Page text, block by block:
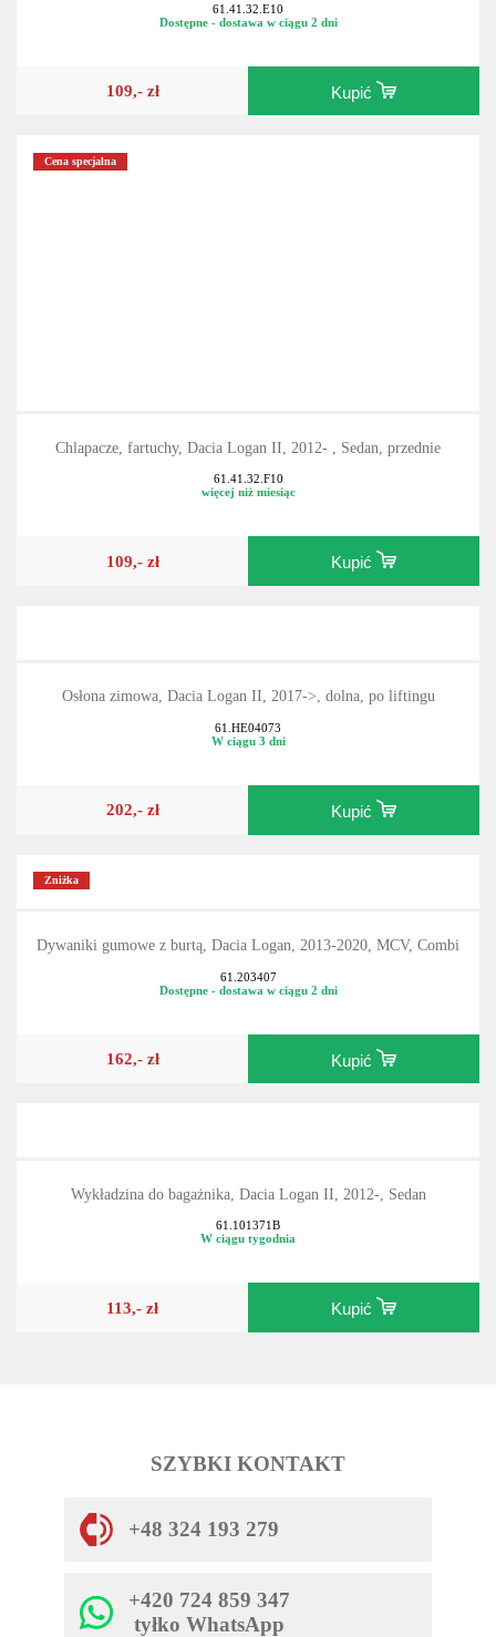
61.41.32.E10
Dostępne - dostawa w ciągu 2 dni
109,- zł Kupić
Cena specjalna
Chlapacze, fartuchy, Dacia Logan II, 2012- , Sedan, przednie
61.41.32.F10
więcej niż miesiąc
109,- zł Kupić
Osłona zimowa, Dacia Logan II, 2017->, dolna, po liftingu
61.HE04073
W ciągu 3 dni
202,- zł Kupić
Zniżka
Dywaniki gumowe z burtą, Dacia Logan, 2013-2020, MCV, Combi
61.203407
Dostępne - dostawa w ciągu 2 dni
162,- zł Kupić
Wykładzina do bagażnika, Dacia Logan II, 2012-, Sedan
61.101371B
W ciągu tygodnia
113,- zł Kupić
SZYBKI KONTAKT
+48 324 193 279
+420 724 859 347
tyłko WhatsApp